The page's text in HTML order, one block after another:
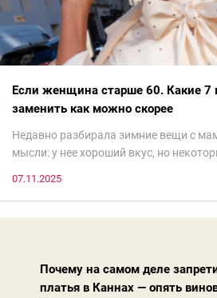
Если женщина старше 60. Какие
заменить как можно скорее
Недавно разбирала зимние вещи с
мысли: у нее хороший вкус, но
моды. Вовсе нет.Проблема в том, что
07.11.2025
Почему на самом деле
платья в Каннах — опять